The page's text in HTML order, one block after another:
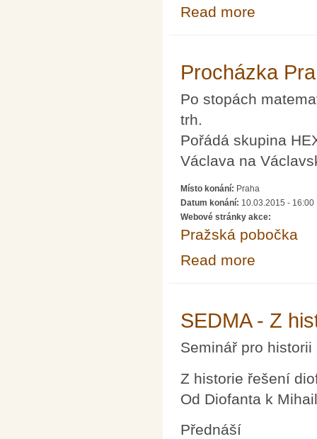
Read more
Procházka
Po stopách
trh.
Pořádá skupina
Václava na
Místo konání: Praha
Datum konání: 10.03.2015 - 16:00
Webové stránky akce:
Pražská pobočka
Read more
SEDMA - Z
Seminář pro
Z historie řešení
Od Diofanta k
Přednáší